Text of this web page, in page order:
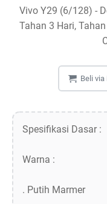
Vivo Y29 (6/128) -
Tahan 3 Hari,
Beli
Spesifikasi Dasar :
Warna :
. Putih Marmer